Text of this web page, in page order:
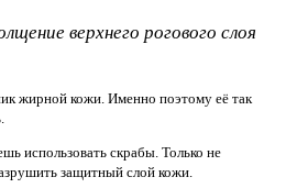
верхнего рогового слоя
жирной кожи. Именно поэтому её так
использовать скрабы. Только не
защитный слой кожи.